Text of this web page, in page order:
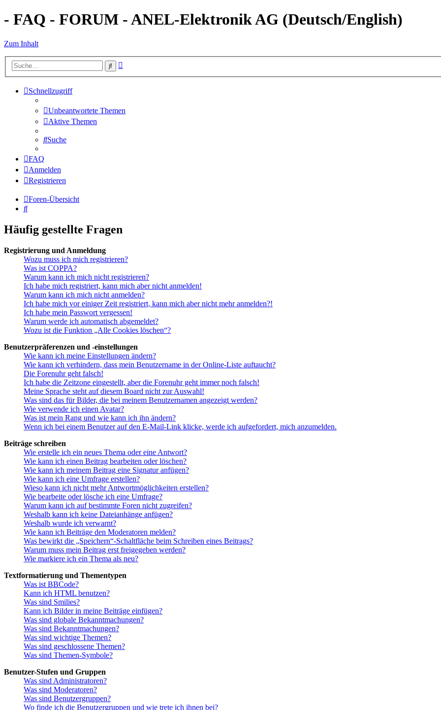
- FAQ - FORUM - ANEL-Elektronik AG (Deutsch/English)
Zum Inhalt
Suche
Schnellzugriff
Unbeantwortete Themen
Aktive Themen
Suche
FAQ
Anmelden
Registrieren
Foren-Übersicht
Suche
Häufig gestellte Fragen
Registrierung und Anmeldung
Wozu muss ich mich registrieren?
Was ist COPPA?
Warum kann ich mich nicht registrieren?
Ich habe mich registriert, kann mich aber nicht anmelden!
Warum kann ich mich nicht anmelden?
Ich habe mich vor einiger Zeit registriert, kann mich aber nicht mehr anmelden?!
Ich habe mein Passwort vergessen!
Warum werde ich automatisch abgemeldet?
Wozu ist die Funktion „Alle Cookies löschen“?
Benutzerpräferenzen und -einstellungen
Wie kann ich meine Einstellungen ändern?
Wie kann ich verhindern, dass mein Benutzername in der Online-Liste auftaucht?
Die Forenuhr geht falsch!
Ich habe die Zeitzone eingestellt, aber die Forenuhr geht immer noch falsch!
Meine Sprache steht auf diesem Board nicht zur Auswahl!
Was sind das für Bilder, die bei meinem Benutzernamen angezeigt werden?
Wie verwende ich einen Avatar?
Was ist mein Rang und wie kann ich ihn ändern?
Wenn ich bei einem Benutzer auf den E-Mail-Link klicke, werde ich aufgefordert, mich anzumelden.
Beiträge schreiben
Wie erstelle ich ein neues Thema oder eine Antwort?
Wie kann ich einen Beitrag bearbeiten oder löschen?
Wie kann ich meinem Beitrag eine Signatur anfügen?
Wie kann ich eine Umfrage erstellen?
Wieso kann ich nicht mehr Antwortmöglichkeiten erstellen?
Wie bearbeite oder lösche ich eine Umfrage?
Warum kann ich auf bestimmte Foren nicht zugreifen?
Weshalb kann ich keine Dateianhänge anfügen?
Weshalb wurde ich verwarnt?
Wie kann ich Beiträge den Moderatoren melden?
Was bewirkt die „Speichern“-Schaltfläche beim Schreiben eines Beitrags?
Warum muss mein Beitrag erst freigegeben werden?
Wie markiere ich ein Thema als neu?
Textformatierung und Thementypen
Was ist BBCode?
Kann ich HTML benutzen?
Was sind Smilies?
Kann ich Bilder in meine Beiträge einfügen?
Was sind globale Bekanntmachungen?
Was sind Bekanntmachungen?
Was sind wichtige Themen?
Was sind geschlossene Themen?
Was sind Themen-Symbole?
Benutzer-Stufen und Gruppen
Was sind Administratoren?
Was sind Moderatoren?
Was sind Benutzergruppen?
Wo finde ich die Benutzergruppen und wie trete ich ihnen bei?